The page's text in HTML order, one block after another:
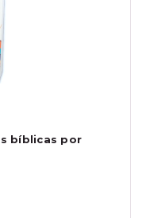
bíblicas por